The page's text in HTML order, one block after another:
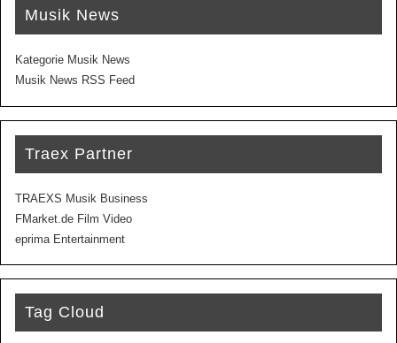
Musik News
Kategorie Musik News
Musik News RSS Feed
Traex Partner
TRAEXS Musik Business
FMarket.de Film Video
eprima Entertainment
Tag Cloud